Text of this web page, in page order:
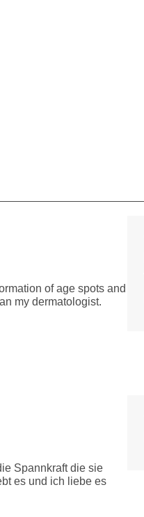
of age spots and
my dermatologist.
Spannkraft die sie
es und ich liebe es